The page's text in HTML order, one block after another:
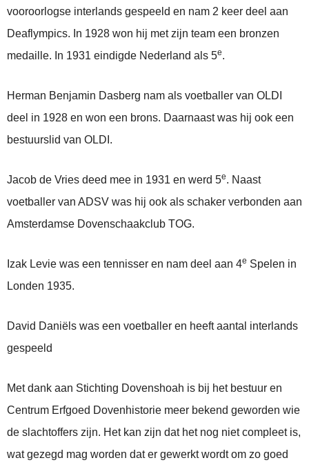
vooroorlogse interlands gespeeld en nam 2 keer deel aan
Deaflympics. In 1928 won hij met zijn team een bronzen
medaille. In 1931 eindigde Nederland als 5e.
Herman Benjamin Dasberg nam als voetballer van OLDI
deel in 1928 en won een brons. Daarnaast was hij ook een
bestuurslid van OLDI.
Jacob de Vries deed mee in 1931 en werd 5e. Naast
voetballer van ADSV was hij ook als schaker verbonden aan
Amsterdamse Dovenschaakclub TOG.
Izak Levie was een tennisser en nam deel aan 4e Spelen in
Londen 1935.
David Daniëls was een voetballer en heeft aantal interlands
gespeeld
Met dank aan Stichting Dovenshoah is bij het bestuur en
Centrum Erfgoed Dovenhistorie meer bekend geworden wie
de slachtoffers zijn. Het kan zijn dat het nog niet compleet is,
wat gezegd mag worden dat er gewerkt wordt om zo goed